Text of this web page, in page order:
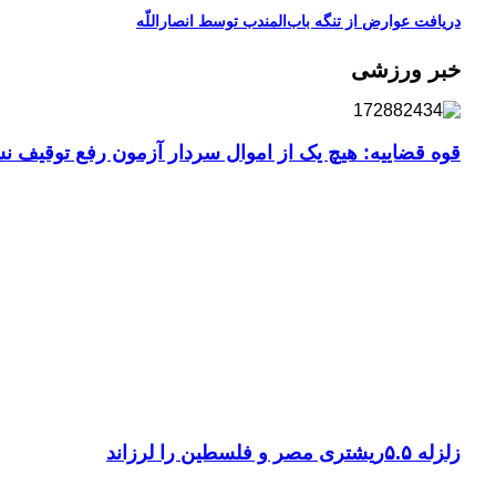
دریافت عوارض از تنگه باب‌المندب توسط انصاراللّه
خبر ورزشی
قوه قضاییه: هیچ یک از اموال سردار آزمون رفع
زلزله ۵.۵ریشتری مصر و فلسطین را لرزاند